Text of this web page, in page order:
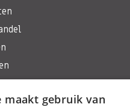
Boer Noten
maakt gebruik van